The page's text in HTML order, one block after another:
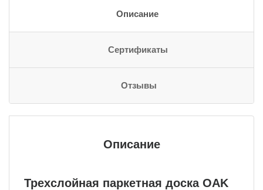
Описание
Сертификаты
Отзывы
Описание
Трехслойная паркетная доска OAK